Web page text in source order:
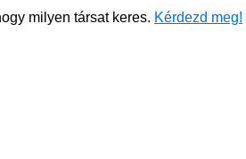
milyen társat keres. Kérdezd meg!